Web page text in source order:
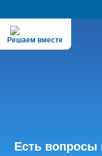
Решаем вместе
Есть вопросы